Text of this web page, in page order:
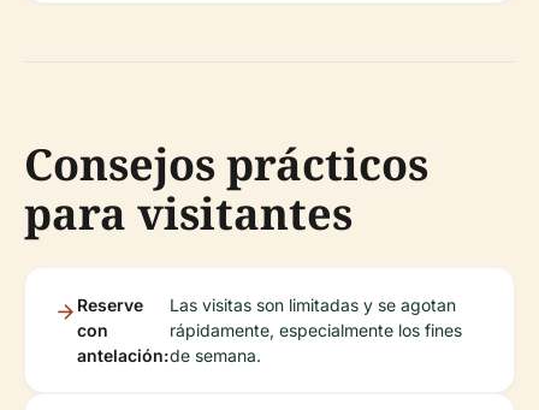
Consejos prácticos
para visitantes
Reserve
con
antelación:
Las visitas son limitadas y se agotan
rápidamente, especialmente los fines
de semana.